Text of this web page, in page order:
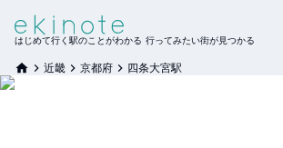
はじめて行く駅のことがわかる 行ってみたい街が見つかる
近畿 京都府 四条大宮駅